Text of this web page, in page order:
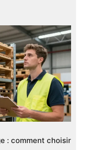
: comment choisir